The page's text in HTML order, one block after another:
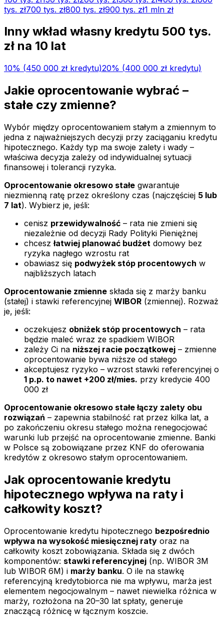
tys. zł700 tys. zł800 tys. zł900 tys. zł1 mln zł
Inny wkład własny kredytu 500 tys.
zł na 10 lat
10% (450 000 zł kredytu)20% (400 000 zł kredytu)
Jakie oprocentowanie wybrać –
stałe czy zmienne?
Wybór między oprocentowaniem stałym a zmiennym to
jedna z najważniejszych decyzji przy zaciąganiu kredytu
hipotecznego. Każdy typ ma swoje zalety i wady –
właściwa decyzja zależy od indywidualnej sytuacji
finansowej i tolerancji ryzyka.
Oprocentowanie okresowo stałe gwarantuje
niezmienną ratę przez określony czas (najczęściej 5 lub
7 lat). Wybierz je, jeśli:
cenisz przewidywalność – rata nie zmieni się
niezależnie od decyzji Rady Polityki Pieniężnej
chceszłatwiej planować budżet domowy bez
ryzyka nagłego wzrostu rat
obawiasz się podwyżek stóp procentowych w
najbliższych latach
Oprocentowanie zmienne składa się z marży banku
(stałej) i stawki referencyjnej WIBOR (zmiennej). Rozważ
je, jeśli:
oczekujesz obniżek stóp procentowych – rata
będzie maleć wraz ze spadkiem WIBOR
zależy Ci na niższej racie początkowej – zmienne
oprocentowanie bywa niższe od stałego
akceptujesz ryzyko – wzrost stawki referencyjnej o
1 p.p. to nawet +200 zł/mies. przy kredycie 400
000 zł
Oprocentowanie okresowo stałe łączy zalety obu
rozwiązań – zapewnia stabilność rat przez kilka lat, a
po zakończeniu okresu stałego można renegocjować
warunki lub przejść na oprocentowanie zmienne. Banki
w Polsce są zobowiązane przez KNF do oferowania
kredytów z okresowo stałym oprocentowaniem.
Jak oprocentowanie kredytu
hipotecznego wpływa na raty i
całkowity koszt?
Oprocentowanie kredytu hipotecznego bezpośrednio
wpływa na wysokość miesięcznej raty oraz na
całkowity koszt zobowiązania. Składa się z dwóch
komponentów: stawki referencyjnej (np. WIBOR 3M
lub WIBOR 6M) i marży banku. O ile na stawkę
referencyjną kredytobiorca nie ma wpływu, marża jest
elementem negocjowalnym – nawet niewielka różnica w
marży, rozłożona na 20–30 lat spłaty, generuje
znaczącą różnicę w łącznym koszcie.